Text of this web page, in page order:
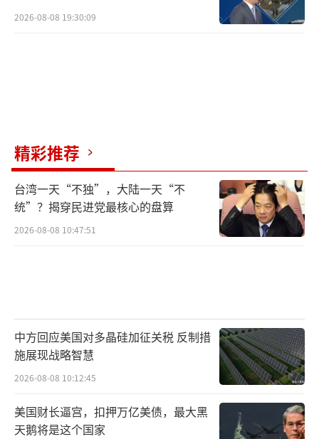
2026-08-08 19:30:09
精彩推荐
台湾一天“不独”，大陆一天“不
统”？揭穿民进党最核心的盘算
2026-08-08 10:47:51
中方回应美国对多晶硅加征关税 反制措
施展现战略智慧
2026-08-08 10:12:45
美国财长逼宫，扣押万亿美债，最大黑
天鹅将是这个国家